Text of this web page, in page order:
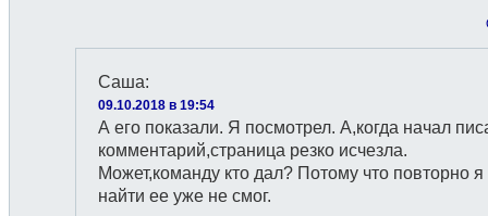
Саша:
09.10.2018 в 19:54
А его показали. Я посмотрел. А,когда начал
комментарий,страница резко исчезла.
Может,команду кто дал? Потому что повторно я
найти ее уже не смог.